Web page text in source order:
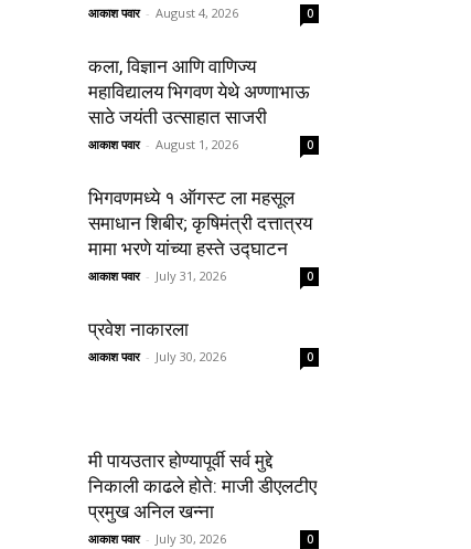
आकाश पवार - August 4, 2026 0
कला, विज्ञान आणि वाणिज्य
महाविद्यालय भिगवण येथे अण्णाभाऊ
साठे जयंती उत्साहात साजरी
आकाश पवार - August 1, 2026 0
भिगवणमध्ये १ ऑगस्ट ला महसूल
समाधान शिबीर; कृषिमंत्री दत्तात्रय
मामा भरणे यांच्या हस्ते उद्घाटन
आकाश पवार - July 31, 2026 0
प्रवेश नाकारला
आकाश पवार - July 30, 2026 0
मी पायउतार होण्यापूर्वी सर्व मुद्दे
निकाली काढले होते: माजी डीएलटीए
प्रमुख अनिल खन्ना
आकाश पवार - July 30, 2026 0